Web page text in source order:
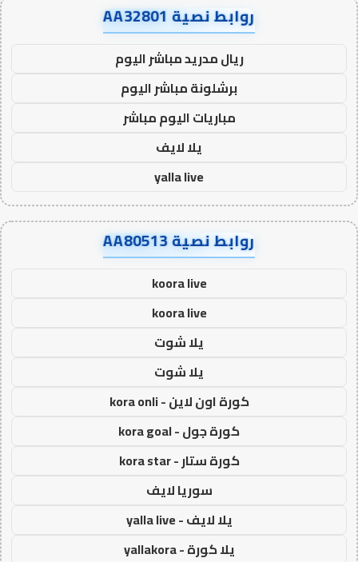
روابط نصية AA32801
ريال مدريد مباشر اليوم
برشلونة مباشر اليوم
مباريات اليوم مباشر
يلا لايف
yalla live
روابط نصية AA80513
koora live
koora live
يلا شوت
يلا شوت
كورة اون لاين - kora onli
كورة جول - kora goal
كورة ستار - kora star
سوريا لايف
يلا لايف - yalla live
يلا كورة - yallakora